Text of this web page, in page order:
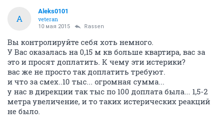
A
Aleks0101
veteran
10 мая 2015 Rassen
Вы контролируйте себя хоть немного.
У Вас оказалась на 0,15 м кв больше квартира, вас за
это и просят доплатить. К чему эти истерики?
вас же не просто так доплатить требуют.
и что за смех..10 тыс... огромная сумма...
у нас в дирекции так тыс по 100 доплата была... 1,5-2
метра увеличение, и то таких истерических реакций
не было.